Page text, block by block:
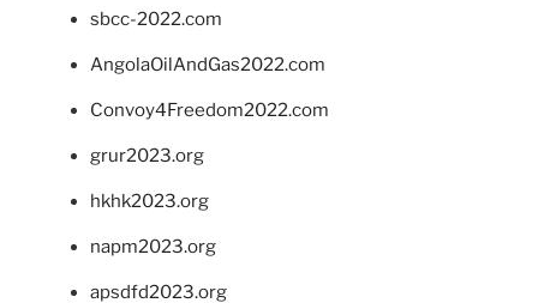
sbcc-2022.com
AngolaOilAndGas2022.com
Convoy4Freedom2022.com
grur2023.org
hkhk2023.org
napm2023.org
apsdfd2023.org